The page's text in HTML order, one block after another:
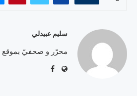
سليم عبيدلي
محرّر و صحفيّ بموقع